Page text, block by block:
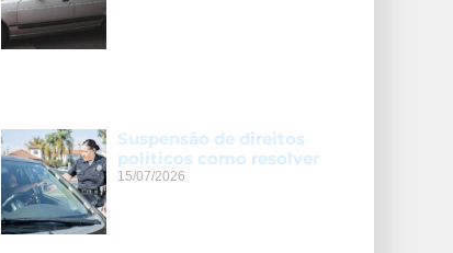
Suspensão de direitos
políticos como resolver
15/07/2026